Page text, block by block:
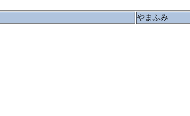
やまふみ